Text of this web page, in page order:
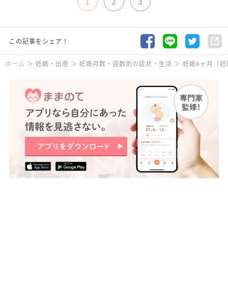
この記事をシェア！
ホーム 妊娠・出産 妊娠月数・週数別の症状・生活 妊娠8ヶ月（